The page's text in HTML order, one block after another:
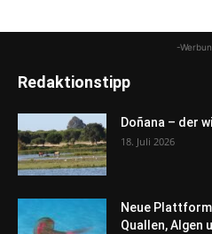
-
Redaktionstipp
Doñana – der
18. Juli 2026
Neue
Quallen, Algen